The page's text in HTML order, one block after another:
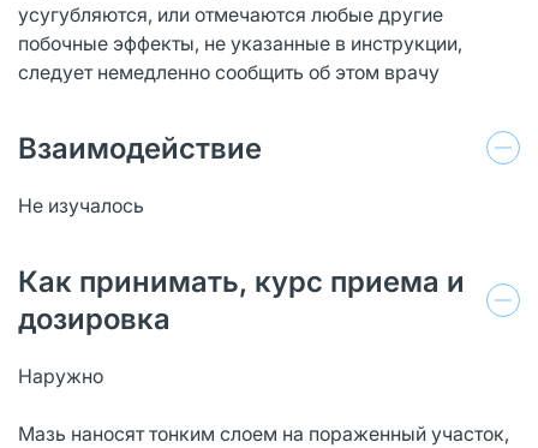
усугубляются, или отмечаются любые другие
побочные эффекты, не указанные в инструкции,
следует немедленно сообщить об этом врачу
Взаимодействие
Не изучалось
Как принимать, курс приема и
дозировка
Наружно
Мазь наносят тонким слоем на пораженный участок,